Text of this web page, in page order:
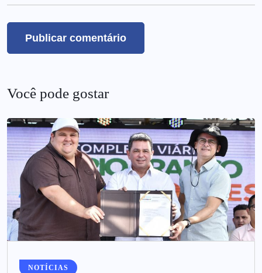
Você pode gostar
NOTÍCIAS